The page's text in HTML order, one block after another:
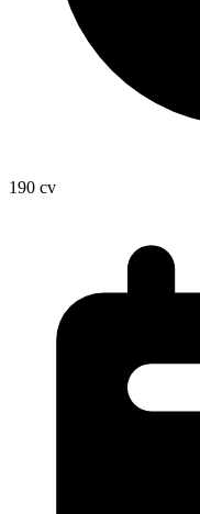
190 cv